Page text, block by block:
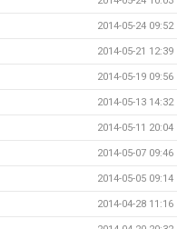
2014-05-24 09:52
2014-05-21 12:39
2014-05-19 09:56
2014-05-13 14:32
2014-05-11 20:04
2014-05-07 09:46
2014-05-05 09:14
2014-04-28 11:16